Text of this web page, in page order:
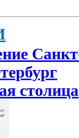
столица